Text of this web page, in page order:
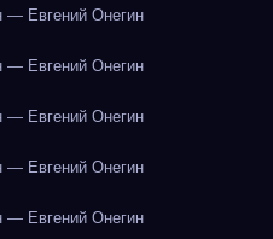
— Евгений Онегин
— Евгений Онегин
— Евгений Онегин
— Евгений Онегин
— Евгений Онегин